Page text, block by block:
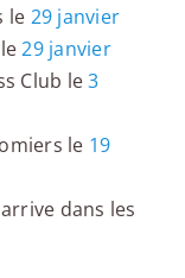
le 29 janvier
le29 janvier
Club le3
le 19
dans les